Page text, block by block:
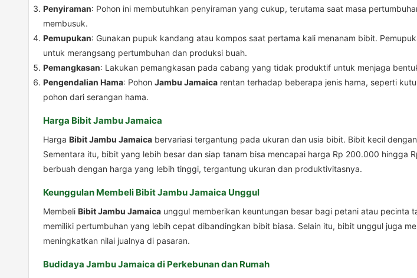
Penyiraman: Pohon ini membutuhkan penyiraman yang cukup, terutama saat masa
membusuk.
Pemupukan: Gunakan pupuk kandang atau kompos saat pertama kali menanam bibit.
untuk merangsang pertumbuhan dan produksi buah.
Pemangkasan: Lakukan pemangkasan pada cabang yang tidak produktif untuk menjaga
Pengendalian Hama: Pohon Jambu Jamaica rentan terhadap beberapa jenis hama, seperti
pohon dari serangan hama.
Harga Bibit Jambu Jamaica
Harga Bibit Jambu Jamaica bervariasi tergantung pada ukuran dan usia bibit. Bibit kecil
Sementara itu, bibit yang lebih besar dan siap tanam bisa mencapai harga Rp 200.000 hingga
berbuah dengan harga yang lebih tinggi, tergantung ukuran dan produktivitasnya.
Keunggulan Membeli Bibit Jambu Jamaica Unggul
Membeli Bibit Jambu Jamaica unggul memberikan keuntungan besar bagi petani atau pecinta
memiliki pertumbuhan yang lebih cepat dibandingkan bibit biasa. Selain itu, bibit unggul juga
meningkatkan nilai jualnya di pasaran.
Budidaya Jambu Jamaica di Perkebunan dan Rumah